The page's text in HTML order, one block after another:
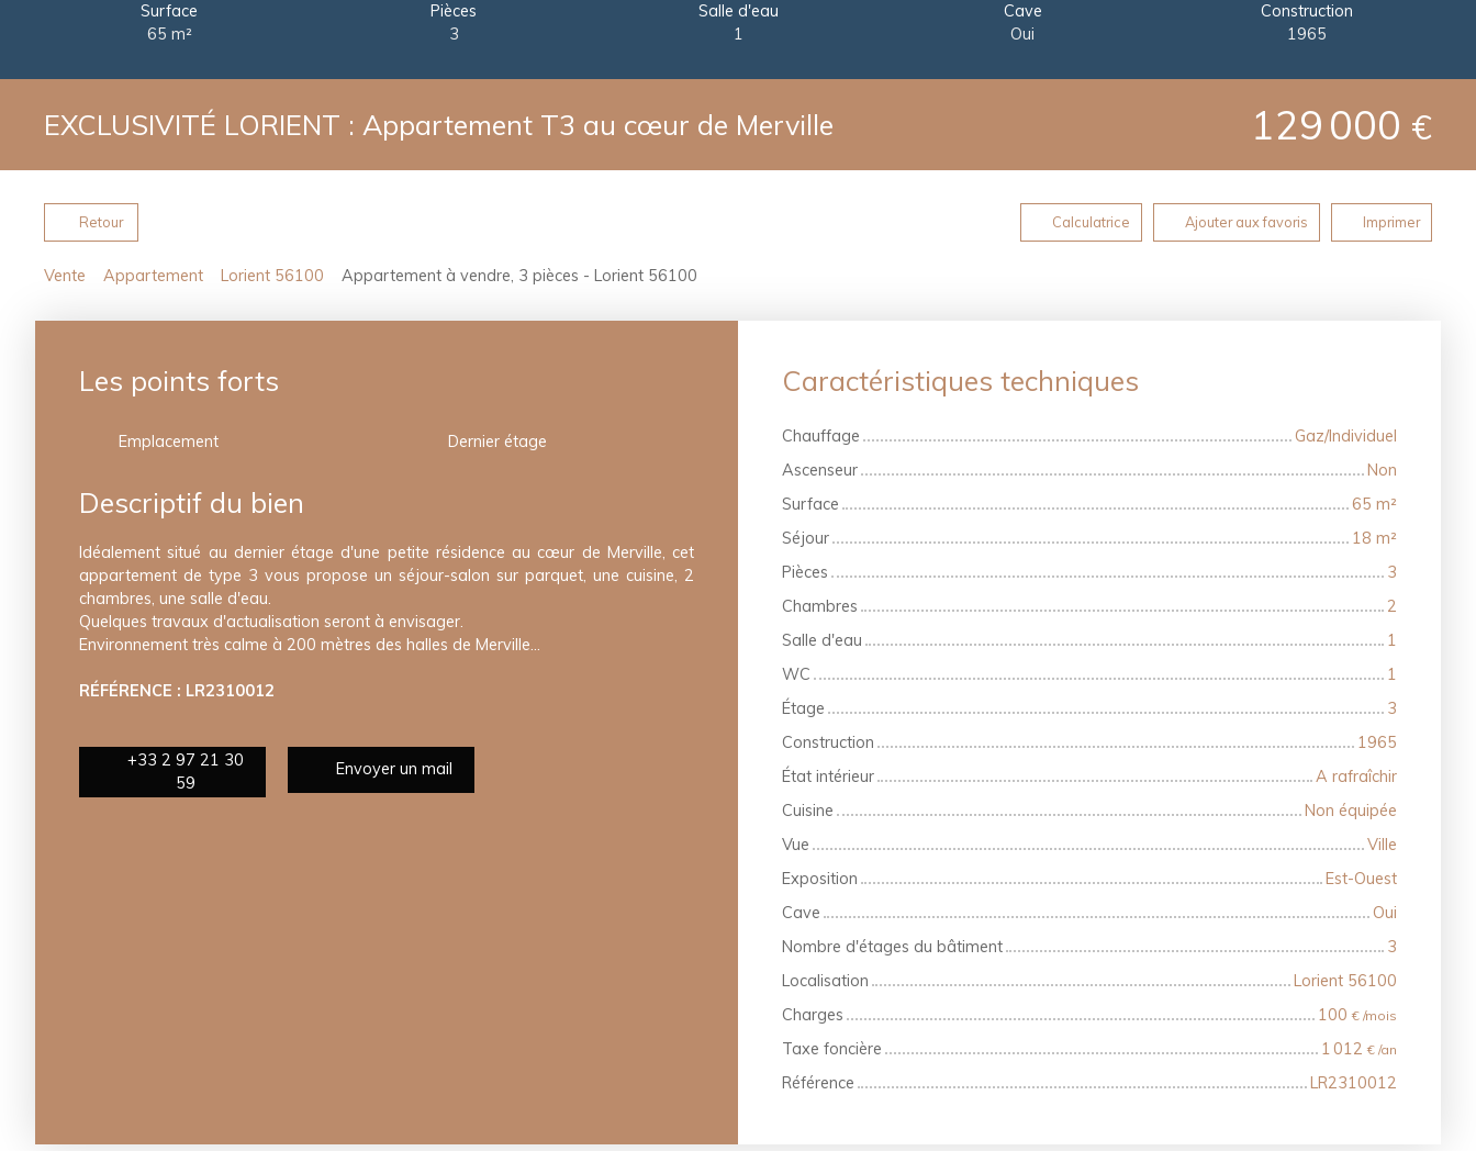
Surface
65 m²
Pièces
3
Salle d'eau
1
Cave
Oui
Construction
1965
EXCLUSIVITÉ LORIENT : Appartement T3 au cœur de Merville 129 000 €
Retour Calculatrice Ajouter aux favoris Imprimer
Vente Appartement Lorient 56100 Appartement à vendre, 3 pièces - Lorient 56100
Les points forts
Emplacement Dernier étage
Descriptif du bien
Idéalement situé au dernier étage d'une petite résidence au cœur de Merville, cet
appartement de type 3 vous propose un séjour-salon sur parquet, une cuisine, 2
chambres, une salle d'eau.
Quelques travaux d'actualisation seront à envisager.
Environnement très calme à 200 mètres des halles de Merville...
RÉFÉRENCE : LR2310012
+33 2 97 21 30
59
Envoyer un mail
Caractéristiques techniques
Chauffage
Gaz/Individuel
Ascenseur
Non
Surface
65 m²
Séjour
18 m²
Pièces
3
Chambres
2
Salle d'eau
1
WC
1
Étage
3
Construction
1965
État intérieur
A rafraîchir
Cuisine
Non équipée
Vue
Ville
Exposition
Est-Ouest
Cave
Oui
Nombre d'étages du bâtiment
3
Localisation
Lorient 56100
Charges
100 € /mois
Taxe foncière 1 012 € /an
Référence LR2310012